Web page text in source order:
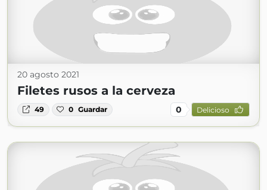
20 agosto 2021
Filetes rusos a la cerveza
49 0 Guardar 0 Delicioso